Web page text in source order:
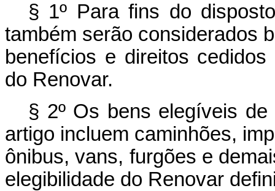
§ 1º Para fins do
também serão considerados
benefícios e direitos
do Renovar.
§ 2º Os bens elegíveis
artigo incluem caminhões,
ônibus, vans, furgões e
elegibilidade do Renovar